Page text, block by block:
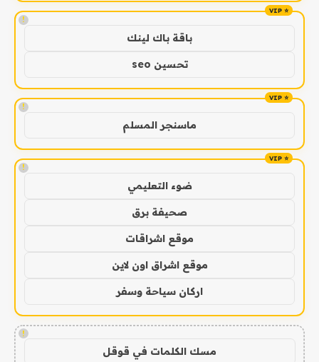
!
باقة باك لينك
تحسين seo
!
ماسنجر المسلم
!
ضوء التعليمي
صحيفة برق
موقع اشراقات
موقع اشراق اون لاين
اركان سياحة وسفر
!
مسك الكلمات في قوقل